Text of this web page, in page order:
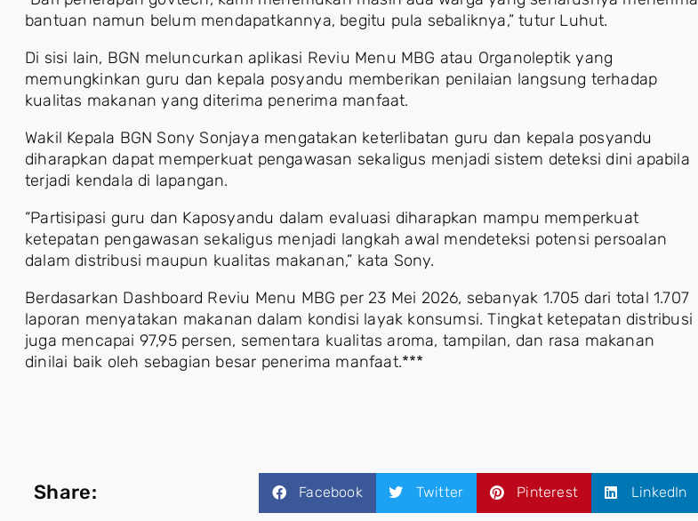
bantuan namun belum mendapatkannya, begitu pula sebaliknya,” tutur Luhut.
Di sisi lain, BGN meluncurkan aplikasi Reviu Menu MBG atau Organoleptik yang
memungkinkan guru dan kepala posyandu memberikan penilaian langsung terhadap
kualitas makanan yang diterima penerima manfaat.
Wakil Kepala BGN Sony Sonjaya mengatakan keterlibatan guru dan kepala posyandu
diharapkan dapat memperkuat pengawasan sekaligus menjadi sistem deteksi dini apabila
terjadi kendala di lapangan.
“Partisipasi guru dan Kaposyandu dalam evaluasi diharapkan mampu memperkuat
ketepatan pengawasan sekaligus menjadi langkah awal mendeteksi potensi persoalan
dalam distribusi maupun kualitas makanan,” kata Sony.
Berdasarkan Dashboard Reviu Menu MBG per 23 Mei 2026, sebanyak 1.705 dari total 1.707
laporan menyatakan makanan dalam kondisi layak konsumsi. Tingkat ketepatan distribusi
juga mencapai 97,95 persen, sementara kualitas aroma, tampilan, dan rasa makanan
dinilai baik oleh sebagian besar penerima manfaat.***
Share: Facebook Twitter Pinterest LinkedIn